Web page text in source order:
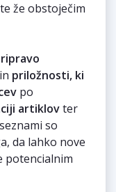
že obstoječim
in priložnosti, ki
po
artiklovter
so
da lahko nove
potencialnim